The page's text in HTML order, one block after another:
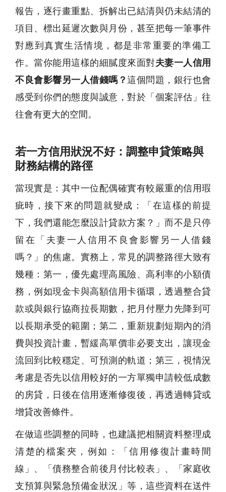
報告，逐行畫重點、拆解出已結清與仍未結清的
項目、標出延遲次數與月份，甚至把每一筆事件
對應到真實生活情境，都是非常重要的準備工
作。當你能用這樣的細膩度來面對夫妻一人信用
不良會影響另一人借錢嗎？這個問題，銀行也會
感受到你們的態度與誠意，對於「個案評估」往
往會有更大的空間。
若一方信用狀況不好：調整申貸策略與
財務結構的路徑
當現實是：其中一位配偶確實有較嚴重的信用瑕
疵時，接下來的問題就變成：「在這樣的前提
下，我們還能怎麼設計貸款方案？」而不是只停
留在「夫妻一人信用不良會影響另一人借錢
嗎？」的焦慮。實務上，常見的調整路徑大致有
幾種：第一，優先處理高風險、高利率的小額債
務，例如現金卡與高額信用卡循環，透過整合貸
款或與銀行協商拉長期數，把月付壓力先降到可
以長期承受的範圍；第二，重新規劃短期內的消
費與投資計畫，暫緩高單價非必要支出，讓現金
流回到比較穩定、可預測的軌道；第三，視情況
考慮是否先以信用較好的一方單獨申請較低成數
的房貸，日後在信用逐漸修復後，再透過轉貸或
增貸改善條件。
在做這些調整的同時，也建議把相關資料整理成
清楚的檔案夾，例如：「信用修復計畫時間
線」、「債務整合前後月付比較表」、「家庭收
支預算與緊急預備金狀況」等，這些資料在送件